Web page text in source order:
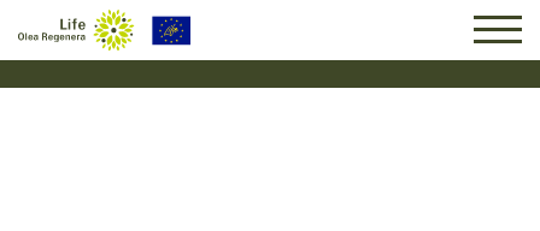
Solicitud #3010